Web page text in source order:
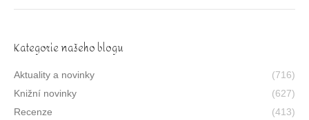
Kategorie našeho blogu
Aktuality a novinky
(716)
Knižní novinky
(627)
Recenze
(413)